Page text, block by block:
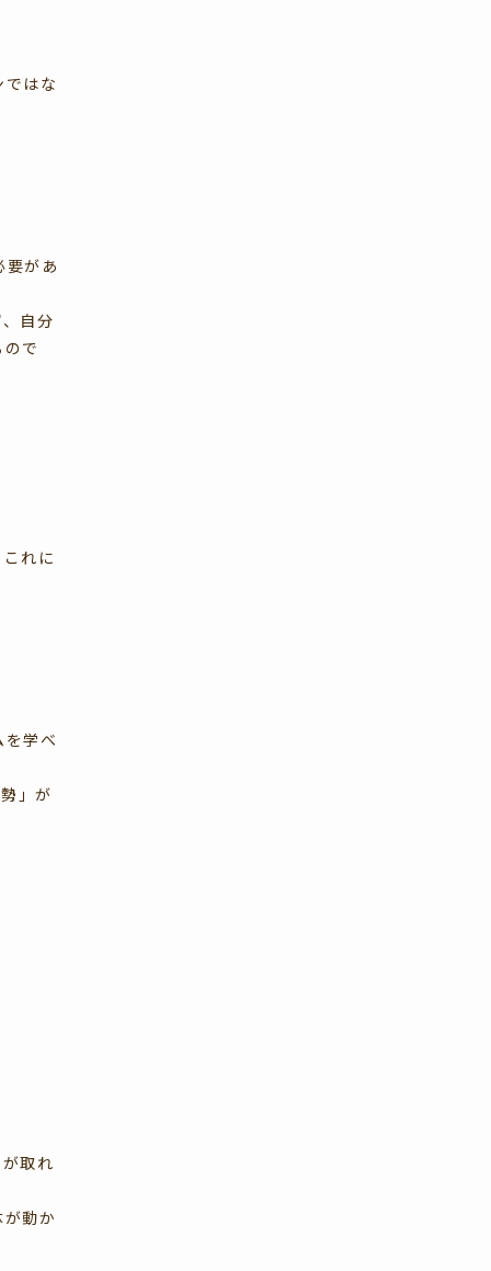
はな
要があ
自分
で
れに
学べ
」が
取れ
動か